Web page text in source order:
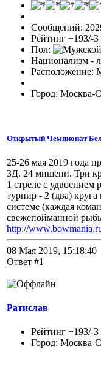
Сообщений:
Рейтинг +193/-3
Пол:
Национализм -
Расположение:
Город: Москва-
Открытый Чемпионат
25-26 мая 2019 года
3Д. 24 мишени. Три
1 стреле с удвоением
турнир - 2 (два)
системе (каждая
свежепойманной
http://
08 Мая 2019, 15:18:40
Ответ #1
Ратислав
Рейтинг +193/-3
Город: Москва-